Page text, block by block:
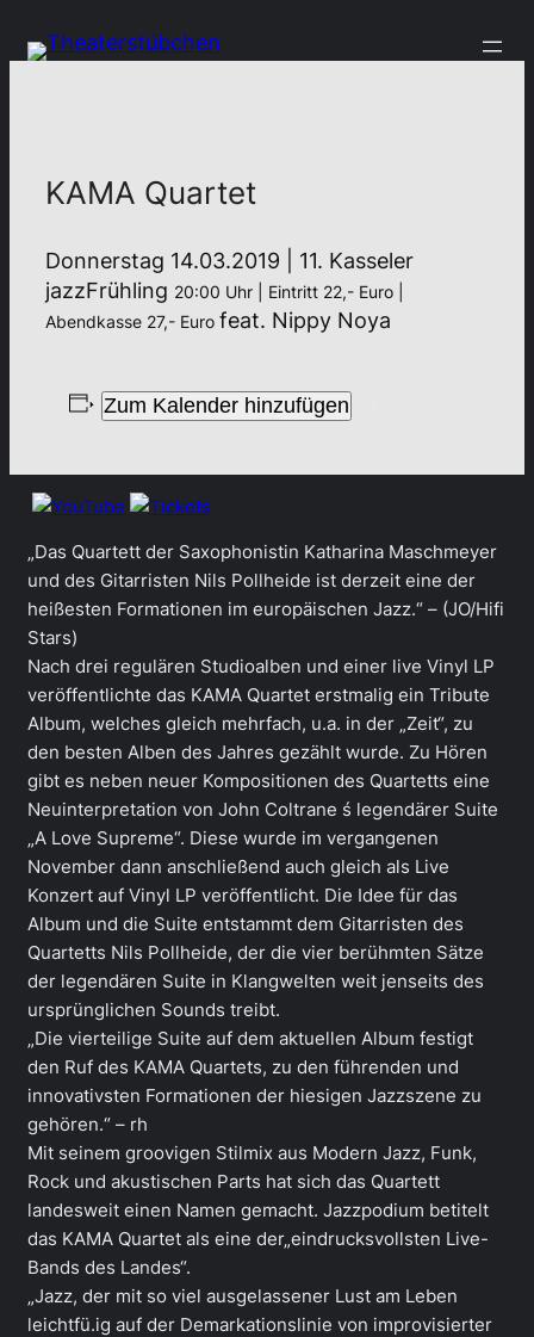
KAMA Quartet
Donnerstag 14.03.2019 | 11. Kasseler
jazzFrühling 20:00 Uhr | Eintritt 22,- Euro |
Abendkasse 27,- Euro feat. Nippy Noya
Zum Kalender hinzufügen
„Das Quartett der Saxophonistin Katharina Maschmeyer
und des Gitarristen Nils Pollheide ist derzeit eine der
heißesten Formationen im europäischen Jazz.“ – (JO/Hifi
Stars)
Nach drei regulären Studioalben und einer live Vinyl LP
veröffentlichte das KAMA Quartet erstmalig ein Tribute
Album, welches gleich mehrfach, u.a. in der „Zeit“, zu
den besten Alben des Jahres gezählt wurde. Zu Hören
gibt es neben neuer Kompositionen des Quartetts eine
Neuinterpretation von John Coltrane ś legendärer Suite
„A Love Supreme“. Diese wurde im vergangenen
November dann anschließend auch gleich als Live
Konzert auf Vinyl LP veröffentlicht. Die Idee für das
Album und die Suite entstammt dem Gitarristen des
Quartetts Nils Pollheide, der die vier berühmten Sätze
der legendären Suite in Klangwelten weit jenseits des
ursprünglichen Sounds treibt.
„Die vierteilige Suite auf dem aktuellen Album festigt
den Ruf des KAMA Quartets, zu den führenden und
innovativsten Formationen der hiesigen Jazzszene zu
gehören.“ – rh
Mit seinem groovigen Stilmix aus Modern Jazz, Funk,
Rock und akustischen Parts hat sich das Quartett
landesweit einen Namen gemacht. Jazzpodium betitelt
das KAMA Quartet als eine der„eindrucksvollsten Live-
Bands des Landes“.
„Jazz, der mit so viel ausgelassener Lust am Leben
leichtfü.ig auf der Demarkationslinie von improvisierter